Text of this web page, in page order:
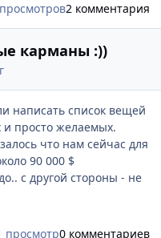
меньше орали на
в бордюр! вот!бу!
рыбу квасом...
2 комментария
карманы :))
написать список вещей
и просто желаемых.
что нам сейчас для
90 000 $
с другой стороны - не
просмотр0 комментариев